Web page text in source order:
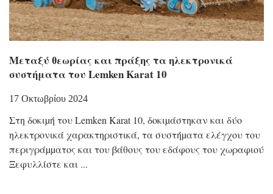
Μεταξύ θεωρίας και πράξης τα ηλεκτρονικά
συστήματα του Lemken Karat 10
17 Οκτωβρίου 2024
Στη δοκιµή του Lemken Karat 10, δοκιµάστηκαν και δύο
ηλεκτρονικά χαρακτηριστικά, τα συστήµατα ελέγχου του
περιγράµµατος και του βάθους του εδάφους του χωραφιού
Ξεφυλλίστε και